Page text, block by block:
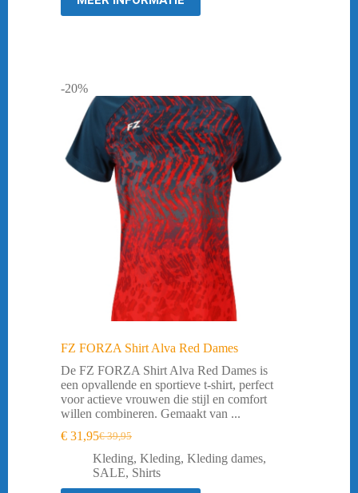
-20%
FZ FORZA Shirt Alva Red Dames
De FZ FORZA Shirt Alva Red Dames is
een opvallende en sportieve t-shirt, perfect
voor actieve vrouwen die stijl en comfort
willen combineren. Gemaakt van ...
€39,95
Oorspronkelijke
prijs
was:
€ 39,95.
€ 31,95Huidige
prijs
is:
€ 31,95.
Kleding, Kleding, Kleding dames,
SALE, Shirts